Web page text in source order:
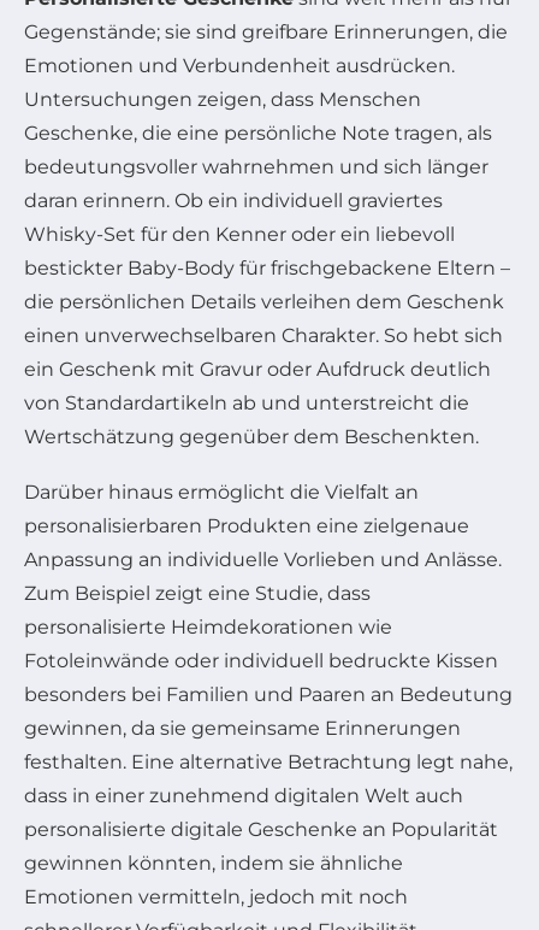
Gegenstände; sie sind greifbare Erinnerungen, die
Emotionen und Verbundenheit ausdrücken.
Untersuchungen zeigen, dass Menschen
Geschenke, die eine persönliche Note tragen, als
bedeutungsvoller wahrnehmen und sich länger
daran erinnern. Ob ein individuell graviertes
Whisky-Set für den Kenner oder ein liebevoll
bestickter Baby-Body für frischgebackene Eltern –
die persönlichen Details verleihen dem Geschenk
einen unverwechselbaren Charakter. So hebt sich
ein Geschenk mit Gravur oder Aufdruck deutlich
von Standardartikeln ab und unterstreicht die
Wertschätzung gegenüber dem Beschenkten.
Darüber hinaus ermöglicht die Vielfalt an
personalisierbaren Produkten eine zielgenaue
Anpassung an individuelle Vorlieben und Anlässe.
Zum Beispiel zeigt eine Studie, dass
personalisierte Heimdekorationen wie
Fotoleinwände oder individuell bedruckte Kissen
besonders bei Familien und Paaren an Bedeutung
gewinnen, da sie gemeinsame Erinnerungen
festhalten. Eine alternative Betrachtung legt nahe,
dass in einer zunehmend digitalen Welt auch
personalisierte digitale Geschenke an Popularität
gewinnen könnten, indem sie ähnliche
Emotionen vermitteln, jedoch mit noch